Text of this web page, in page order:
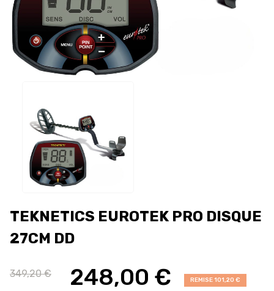
TEKNETICS EUROTEK PRO DISQUE
27CM DD
349,20 € 248,00 € REMISE 101,20 €